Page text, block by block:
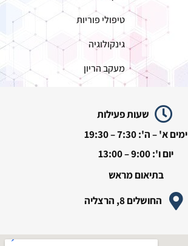
טיפולי פוריות
גינקולוגיה
מעקב הריון
שעות פעילות
ימים א' – ה': 7:30 – 19:30
יום ו': 9:00 – 13:00
בתיאום מראש
החושלים 8, הרצליה